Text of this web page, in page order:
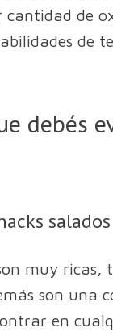
cantidad de
de
debés
salados
muy ricas,
son una
en